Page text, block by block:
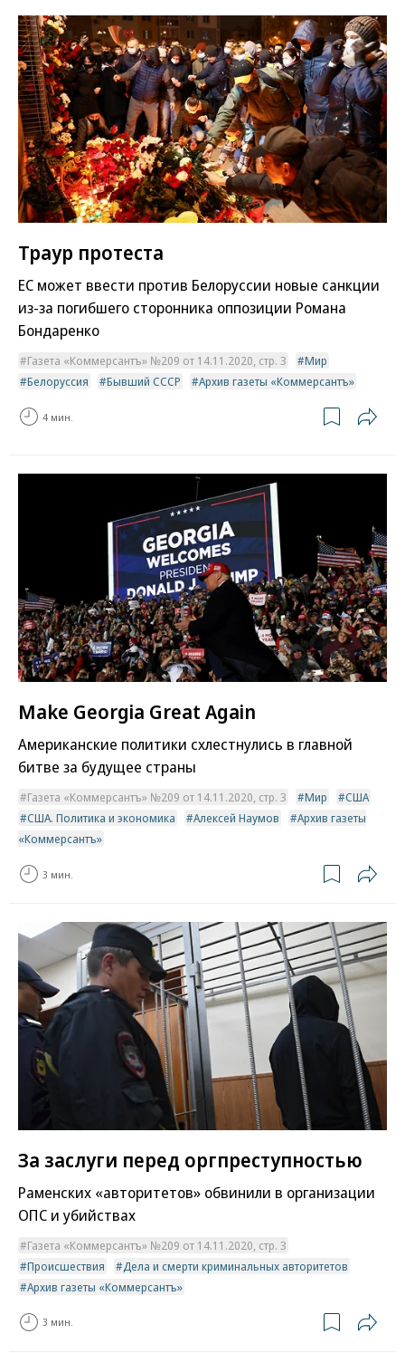
Траур протеста
ЕС может ввести против Белоруссии новые санкции
из-за погибшего сторонника оппозиции Романа
Бондаренко
Газета «Коммерсантъ» №209 от 14.11.2020, стр. 3
Мир
Белоруссия
Бывший СССР Архив газеты «Коммерсантъ»
4 мин.
Make Georgia Great Again
Американские политики схлестнулись в главной
битве за будущее страны
Газета «Коммерсантъ» №209 от 14.11.2020, стр. 3 Мир
США
США. Политика и экономика
Алексей Наумов
Архив газеты
«Коммерсантъ»
3 мин.
За заслуги перед оргпреступностью
Раменских «авторитетов» обвинили в организации
ОПС и убийствах
Газета «Коммерсантъ» №209 от 14.11.2020, стр. 3
Происшествия
Дела и смерти криминальных авторитетов
Архив газеты «Коммерсантъ»
3 мин.